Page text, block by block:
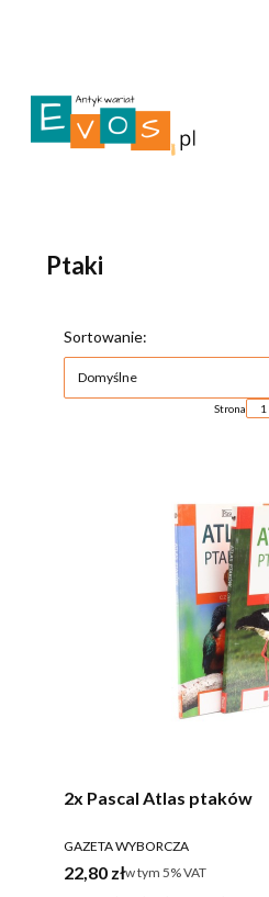
Ptaki
Lista produktów
Sortowanie:
Domyślne
Strona
2x Pascal Atlas ptaków
PRODUCENT
GAZETA WYBORCZA
Cena brutto
22,80 złw tym %s VAT
w tym 5%VAT